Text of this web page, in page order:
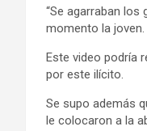
“Se agarraban los
momento la joven.
Este video podría
por este ilícito.
Se supo además
le colocaron a la